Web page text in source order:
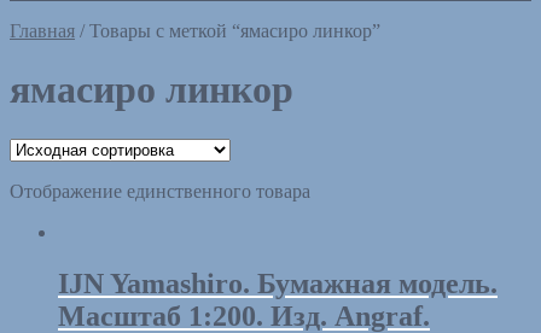
Главная /Товары с меткой “ямасиро линкор”
ямасиро линкор
Отображение единственного товара
IJN Yamashiro. Бумажная модель.
Масштаб 1:200. Изд. Angraf.